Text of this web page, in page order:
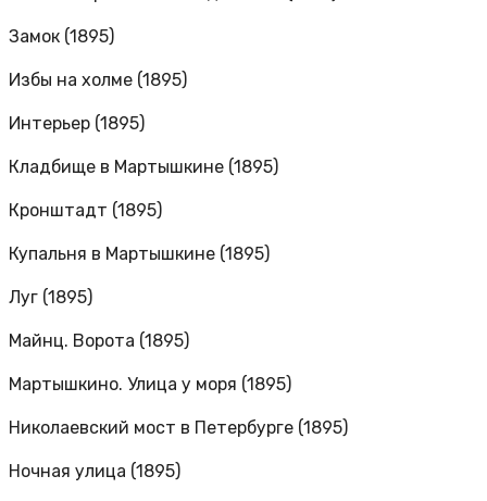
Замок (1895)
Избы на холме (1895)
Интерьер (1895)
Кладбище в Мартышкине (1895)
Кронштадт (1895)
Купальня в Мартышкине (1895)
Луг (1895)
Майнц. Ворота (1895)
Мартышкино. Улица у моря (1895)
Николаевский мост в Петербурге (1895)
Ночная улица (1895)